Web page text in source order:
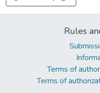
Rules
Terms of
Terms of